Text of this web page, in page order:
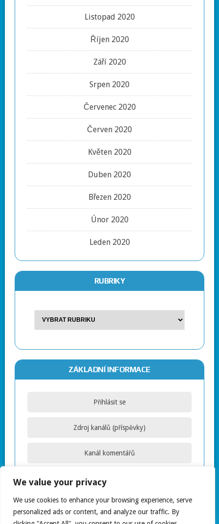
We value your privacy
We use cookies to enhance your browsing experience, serve
personalized ads or content, and analyze our traffic. By
Listopad 2020
Říjen 2020
Září 2020
Srpen 2020
Červenec 2020
Červen 2020
Květen 2020
Duben 2020
Březen 2020
Únor 2020
Leden 2020
RUBRIKY
ZÁKLADNÍ INFORMACE
Přihlásit se
Zdroj kanálů (příspěvky)
Kanál komentářů
Česká lokalizace